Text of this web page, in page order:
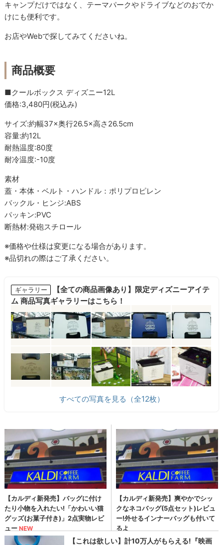
キャンプだけではなく、テーマパークやドライブなどのおでか
けにも便利です。
お店やWebで探してみてくださいね。
商品概要
■クールボックス ディズニー12L
価格:3,480円(税込み)
サイズ:約幅37×奥行26.5×高さ26.5cm
容量:約12L
耐熱温度:80度
耐冷温度:-10度
素材
蓋・本体・ベルト・ハンドル：ポリプロピレン
バックル・ヒンジ:ABS
パッキン:PVC
断熱材:発砲スチロール
※価格や仕様は変更になる場合があります。
※品切れの際はご了承ください。
ギャラリー
【全ての商品画像あり】限定ディズニーアイテ
ム 商品写真ギャラリーはこちら！
すべての写真を見る（全12枚）